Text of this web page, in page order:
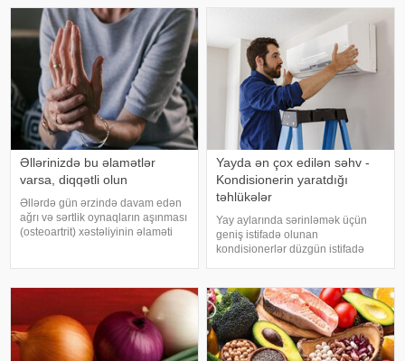
Əllərinizdə bu əlamətlər
varsa, diqqətli olun
Əllərdə gün ərzində davam edən
ağrı və sərtlik oynaqların aşınması
(osteoartrit) xəstəliyinin əlaməti
yaranır. xəbər verir ki
Yayda ən çox edilən səhv -
Kondisionerin yaratdığı
təhlükələr
Yay aylarında sərinləmək üçün
geniş istifadə olunan
kondisionerlər düzgün istifadə
xəbər verir ki, ani temperatur
dəyişiklikləri, quru hava və
baxımsız kondisionerlərd